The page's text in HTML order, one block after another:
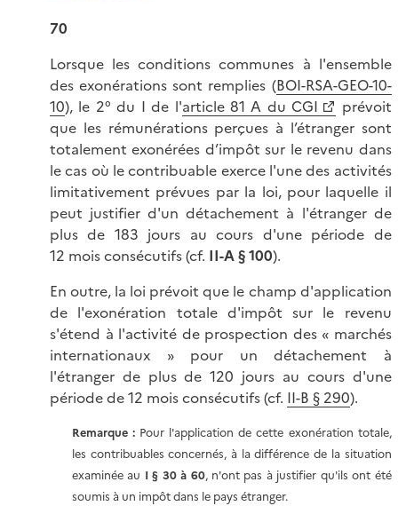
70
Lorsque les conditions communes à l'ensemble
des exonérations sont remplies (BOI-RSA-GEO-10-
10), le 2° du I de l'article 81 A du CGI
prévoit
que les rémunérations perçues à l’étranger sont
totalement exonérées d’impôt sur le revenu dans
le cas où le contribuable exerce l'une des activités
limitativement prévues par la loi, pour laquelle il
peut justifier d'un détachement à l'étranger de
plus de 183 jours au cours d'une période de
12 mois consécutifs (cf. II-A § 100).
En outre, la loi prévoit que le champ d'application
de l'exonération totale d'impôt sur le revenu
s'étend à l'activité de prospection des « marchés
internationaux » pour un détachement à
l'étranger de plus de 120 jours au cours d'une
période de 12 mois consécutifs (cf. II-B § 290).
Remarque : Pour l'application de cette exonération totale,
les contribuables concernés, à la différence de la situation
examinée au I § 30 à 60, n'ont pas à justifier qu'ils ont été
soumis à un impôt dans le pays étranger.